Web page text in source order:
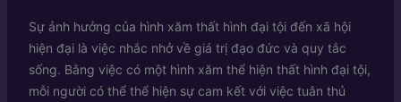
Sự ảnh hưởng của hình xăm thất hình đại tội đến xã hội
hiện đại là việc nhắc nhở về giá trị đạo đức và quy tắc
sống. Bằng việc có một hình xăm thể hiện thất hình đại tội,
mỗi người có thể thể hiện sự cam kết với việc tuân thủ